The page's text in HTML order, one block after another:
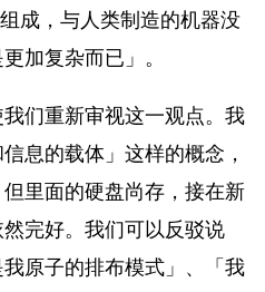
成，与人类制造的机器没
加复杂而已」。
们重新审视这一观点。我
息的载体」这样的概念，
里面的硬盘尚存，接在新
完好。我们可以反驳说
我原子的排布模式」、「我